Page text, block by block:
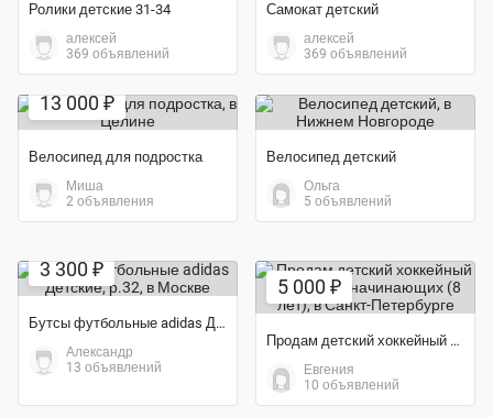
Ролики детские 31-34
алексей
369 объявлений
Самокат детский
алексей
369 объявлений
13 000 ₽
Велосипед для подростка
Миша
2 объявления
Велосипед детский
Ольга
5 объявлений
3 300 ₽
Бутсы футбольные adidas Детские, р.32
Александр
13 объявлений
5 000 ₽
Продам детский хоккейный шлем. Для начинающих (8 лет)
Евгения
10 объявлений
Экономия 33%